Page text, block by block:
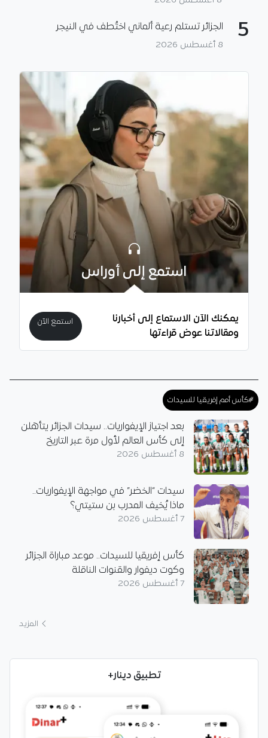
5 الجزائر تستلم رعية ألماني اختُطف في النيجر
8 أغسطس 2026
استمع إلى أوراس
يمكنك الآن الاستماع إلى أخبارنا
ومقالاتنا عوض قراءتها
استمع الآن
#كأس أمم إفريقيا للسيدات
بعد اجتياز الإيفواريات.. سيدات الجزائر يتأهلن
إلى كأس العالم لأول مرة عبر التاريخ
8 أغسطس 2026
سيدات “الخضر” في مواجهة الإيفواريات..
ماذا يُخيف المدرب بن ستيتي؟
7 أغسطس 2026
كأس إفريقيا للسيدات.. موعد مباراة الجزائر
وكوت ديفوار والقنوات الناقلة
7 أغسطس 2026
المزيد
تطبيق دينار+